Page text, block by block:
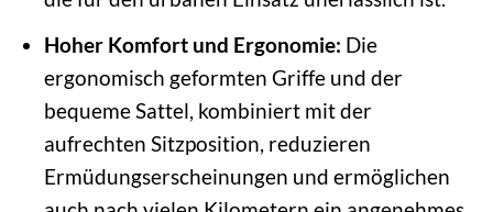
Hoher Komfort und Ergonomie: Die
ergonomisch geformten Griffe und der
bequeme Sattel, kombiniert mit der
aufrechten Sitzposition, reduzieren
Ermüdungserscheinungen und ermöglichen